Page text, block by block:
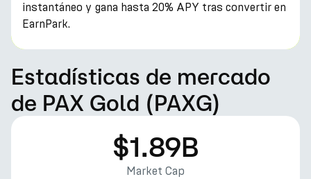
instantáneo y gana hasta 20% APY tras convertir en
EarnPark.
Estadísticas de mercado
de PAX Gold (PAXG)
$1.89B
Market Cap